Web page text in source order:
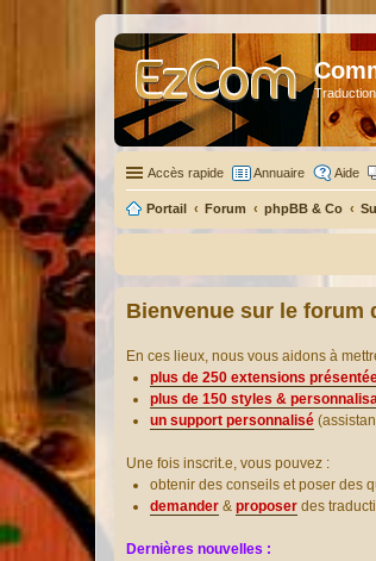
Accès rapide Annuaire Aide
Portail Forum phpBB & Co
Bienvenue sur le forum
En ces lieux, nous vous aidons à
plus de 250 extensions
plus de 150 styles &
un support personnalisé
Une fois inscrit.e, vous pouvez :
obtenir des conseils et poser des
demander & proposer des
Dernières nouvelles :